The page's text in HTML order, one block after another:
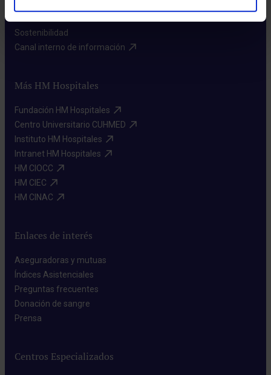
Sostenibilidad​
Canal interno de información​
Más HM Hospitales
Fundación HM Hospitales​
Centro Universitario CUHMED​
Instituto HM Hospitales​
Intranet HM Hospitales​
HM CIOCC​
HM CIEC​
HM CINAC​
Enlaces de interés
Aseguradoras y mutuas​
Índices Asistenciales​
Preguntas frecuentes​
Donación de sangre​
Prensa​
Centros Especializados